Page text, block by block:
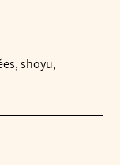
shoyu,